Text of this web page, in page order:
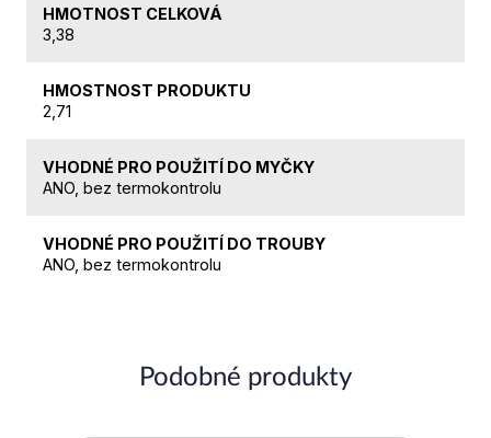
HMOTNOST CELKOVÁ
3,38
HMOSTNOST PRODUKTU
2,71
VHODNÉ PRO POUŽITÍ DO MYČKY
ANO, bez termokontrolu
VHODNÉ PRO POUŽITÍ DO TROUBY
ANO, bez termokontrolu
Podobné produkty